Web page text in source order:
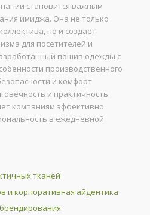
становится важным
имиджа. Она не только
но и создает
для посетителей и
пошив одежды с
производственного
и комфорт
и практичность
компаниям эффективно
в ежедневной
тканей
и корпоративная айдентика